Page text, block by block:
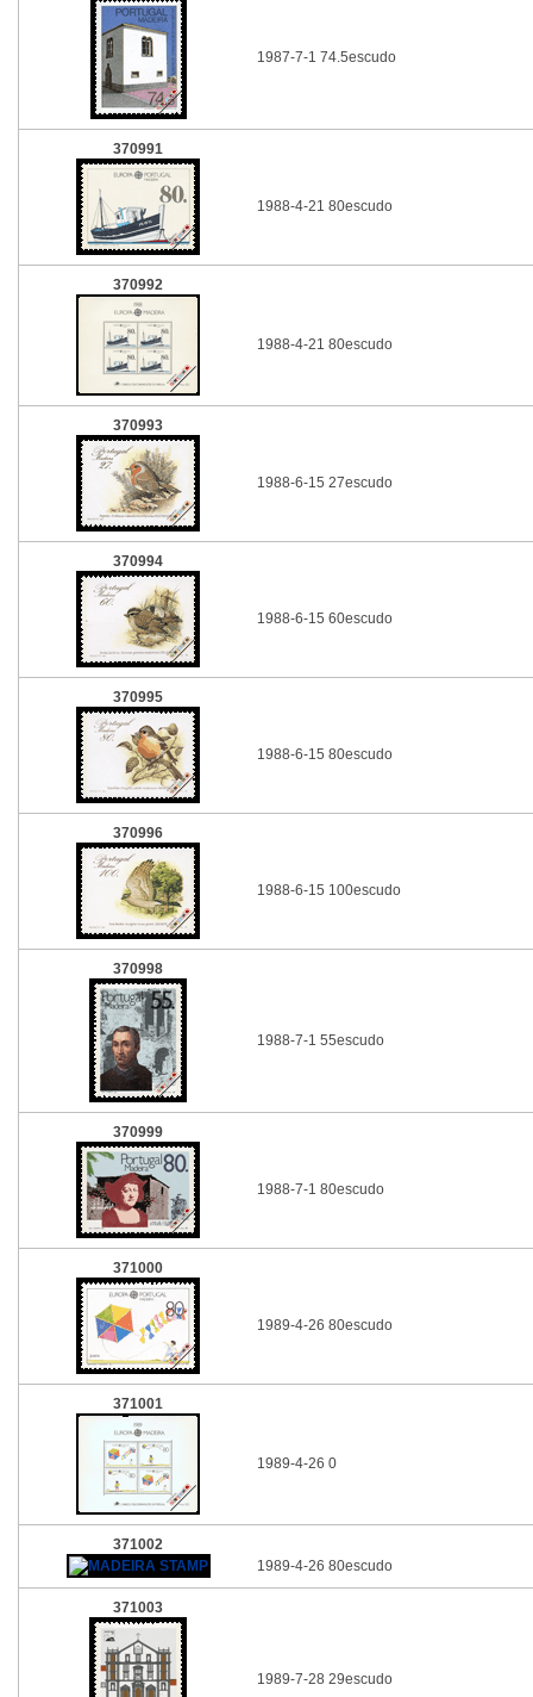
1987-7-1 74.5escudo
370991
1988-4-21 80escudo
370992
1988-4-21 80escudo
370993
1988-6-15 27escudo
370994
1988-6-15 60escudo
370995
1988-6-15 80escudo
370996
1988-6-15 100escudo
370998
1988-7-1 55escudo
370999
1988-7-1 80escudo
371000
1989-4-26 80escudo
371001
1989-4-26 0
371002
1989-4-26 80escudo
371003
1989-7-28 29escudo